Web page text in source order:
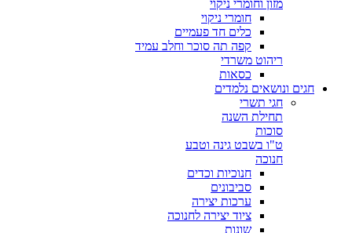
מזון וחומרי ניקוי
חומרי ניקוי
כלים חד פעמיים
קפה תה סוכר וחלב עמיד
ריהוט משרדי
כסאות
חגים ונושאים נלמדים
חגי תשרי
תחילת השנה
סוכות
ט"ו בשבט גינה וטבע
חנוכה
חנוכיות וכדים
סביבונים
ערכות יצירה
ציוד יצירה לחנוכה
שונות